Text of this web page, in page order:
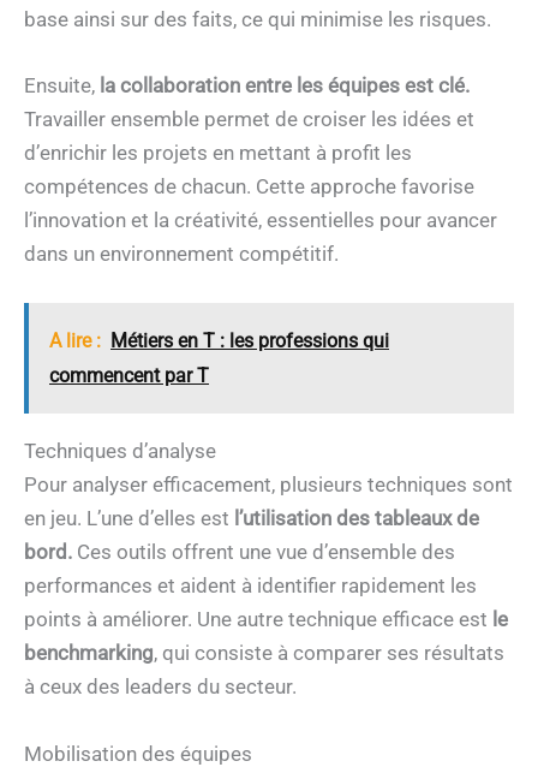
base ainsi sur des faits, ce qui minimise les risques.
Ensuite, la collaboration entre les équipes est clé.
Travailler ensemble permet de croiser les idées et
d’enrichir les projets en mettant à profit les
compétences de chacun. Cette approche favorise
l’innovation et la créativité, essentielles pour avancer
dans un environnement compétitif.
A lire : Métiers en T : les professions qui
commencent par T
Techniques d’analyse
Pour analyser efficacement, plusieurs techniques sont
en jeu. L’une d’elles est l’utilisation des tableaux de
bord. Ces outils offrent une vue d’ensemble des
performances et aident à identifier rapidement les
points à améliorer. Une autre technique efficace est le
benchmarking, qui consiste à comparer ses résultats
à ceux des leaders du secteur.
Mobilisation des équipes